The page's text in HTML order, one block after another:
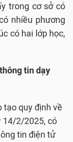
trong cơ sở có
nhiều phương
có hai lớp học,
tin dạy
tạo quy định về
14/2/2025, có
tin điện tử